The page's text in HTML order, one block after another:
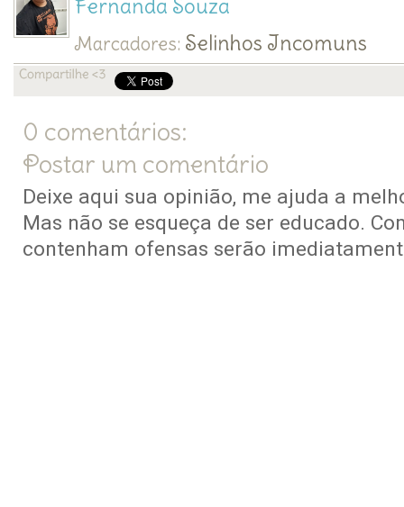
Fernanda Souza
Marcadores: Selinhos Incomuns
0 comentários:
Postar um comentário
Deixe aqui sua opinião, me ajuda a
Mas não se esqueça de ser educado.
contenham ofensas serão